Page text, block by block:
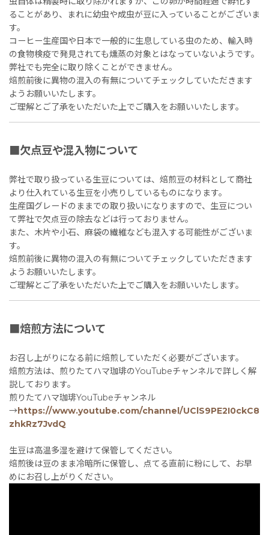
ることがあり、まれに幼虫や成虫が豆に入っていることがございま
す。
コーヒー生産国や日本で一般的に生息している虫のため、輸入時
の食物検疫で発見されても燻蒸の対象とはなっていないようです。
弊社でも完全に取り除くことができません。
焙煎前後に異物の混入の有無についてチェックしていただきます
ようお願いいたします。
ご理解とご了承をいただいた上でご購入をお願いいたします。
■欠点豆や混入物について
弊社で取り扱っている生豆については、焙煎豆の材料として商社
より仕入れている生豆を小売りしているものになります。
生産国グレードのままでの取り扱いになりますので、生豆につい
て弊社で欠点豆の除去などは行っておりません。
また、木片や小石、麻袋の繊維なども混入する可能性がございま
す。
焙煎前後に異物の混入の有無についてチェックしていただきます
ようお願いいたします。
ご理解とご了承をいただいた上でご購入をお願いいたします。
■焙煎方法について
お召し上がりになる前に焙煎していただく必要がございます。
焙煎方法は、煎りたてハマ珈琲のYouTubeチャンネルで詳しく解
説しております。
煎りたてハマ珈琲YouTubeチャンネル
→https://www.youtube.com/channel/UClS9PE2I0ckC8
zhkRz7JvdQ
生豆は高温多湿を避けて保管してください。
焙煎後は豆のまま冷暗所に保管し、点てる直前に粉にして、お早
めにお召し上がりください。